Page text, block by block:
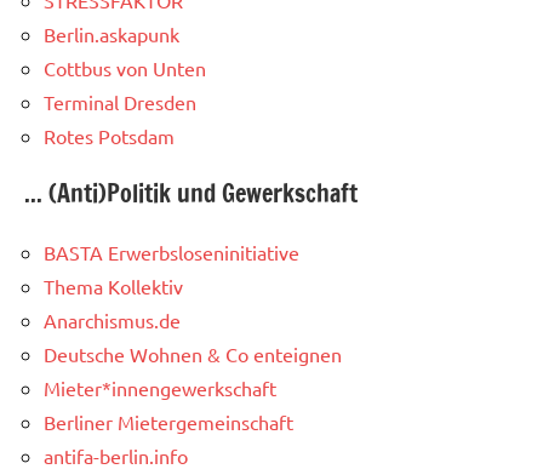
Berlin.askapunk
Cottbus von Unten
Terminal Dresden
Rotes Potsdam
... (Anti)Politik und Gewerkschaft
BASTA Erwerbsloseninitiative
Thema Kollektiv
Anarchismus.de
Deutsche Wohnen & Co enteignen
Mieter*innengewerkschaft
Berliner Mietergemeinschaft
antifa-berlin.info